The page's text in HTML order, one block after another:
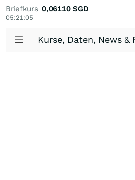
Briefkurs
05:21:05
0,06110 SGD
Kurse, Daten, News &